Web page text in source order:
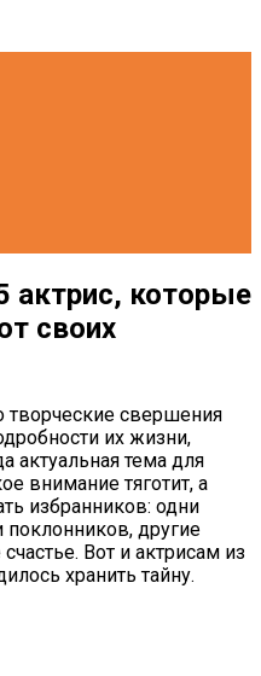
актрис, которые
своих
творческие свершения
их жизни,
актуальная тема для
внимание тяготит, а
избранников: одни
поклонников, другие
Вот и актрисам из
хранить тайну.